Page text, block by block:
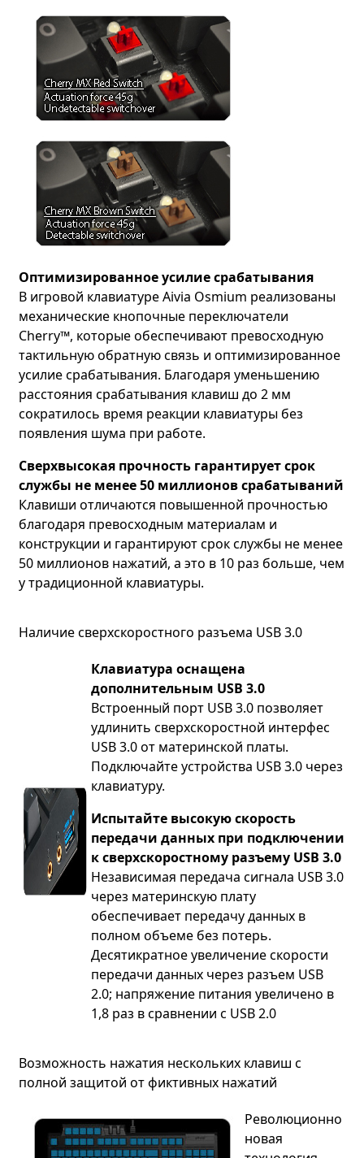
Оптимизированное усилие срабатывания
В игровой клавиатуре Aivia Osmium реализованы
механические кнопочные переключатели
Cherry™, которые обеспечивают превосходную
тактильную обратную связь и оптимизированное
усилие срабатывания. Благодаря уменьшению
расстояния срабатывания клавиш до 2 мм
сократилось время реакции клавиатуры без
появления шума при работе.
Сверхвысокая прочность гарантирует срок
службы не менее 50 миллионов срабатываний
Клавиши отличаются повышенной прочностью
благодаря превосходным материалам и
конструкции и гарантируют срок службы не менее
50 миллионов нажатий, а это в 10 раз больше, чем
у традиционной клавиатуры.
Наличие сверхскоростного разъема USB 3.0
Клавиатура оснащена
дополнительным USB 3.0
Встроенный порт USB 3.0 позволяет
удлинить сверхскоростной интерфес
USB 3.0 от материнской платы.
Подключайте устройства USB 3.0 через
клавиатуру.
Испытайте высокую скорость
передачи данных при подключении
к сверхскоростному разъему USB 3.0
Независимая передача сигнала USB 3.0
через материнскую плату
обеспечивает передачу данных в
полном объеме без потерь.
Десятикратное увеличение скорости
передачи данных через разъем USB
2.0; напряжение питания увеличено в
1,8 раз в сравнении с USB 2.0
Возможность нажатия нескольких клавиш с
полной защитой от фиктивных нажатий
Революционно
новая